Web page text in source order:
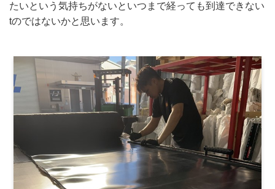
たいという気持ちがないといつまで経っても到達できない
tのではないかと思います。